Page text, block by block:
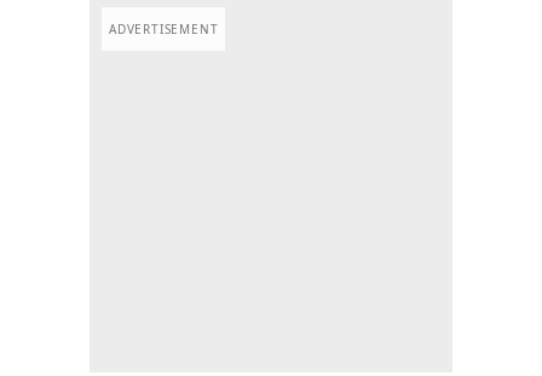
ADVERTISEMENT